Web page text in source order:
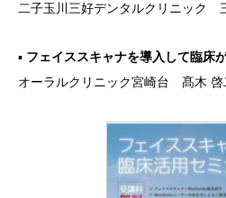
二子玉川三好デンタルクリニック
▪ フェイススキャナを導入して臨床
オーラルクリニック宮崎台 髙木 啓